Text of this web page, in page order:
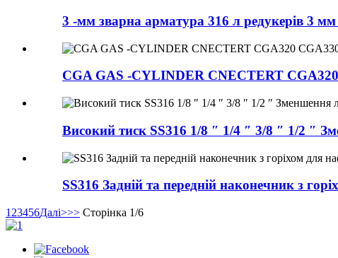
3 -мм зварна арматура 316 л редукерів 3
CGA GAS -CYLINDER CNECTERT
Високий тиск SS316 1/8 ″ 1/4 ″ 3/8 ″ 1/2 ″
SS316 Задній та передній наконечник з
1 23456Далі>>> Сторінка 1/6